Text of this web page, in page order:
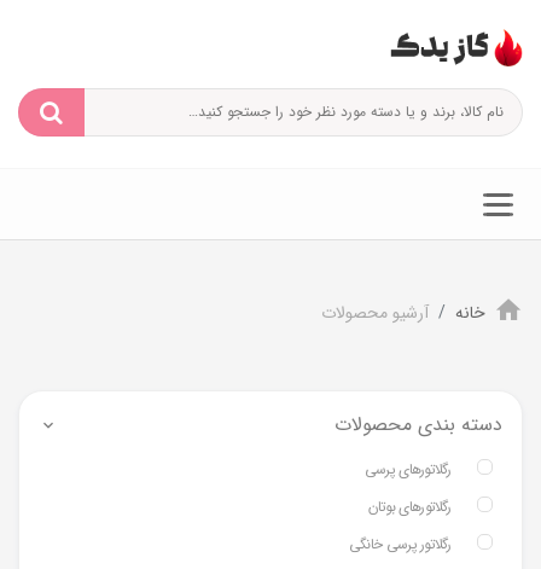
خانه آرشیو محصولات
دسته بندی محصولات
رگلاتورهای پرسی
رگلاتورهای بوتان
رگلاتور پرسی خانگی